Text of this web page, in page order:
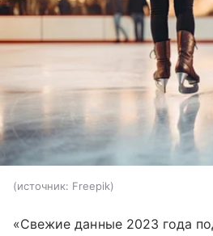
источник: Freepik
«Свежие данные 2023 года